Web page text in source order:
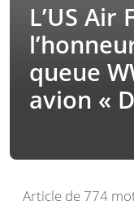
L’US
queue
avion «
Article de 774